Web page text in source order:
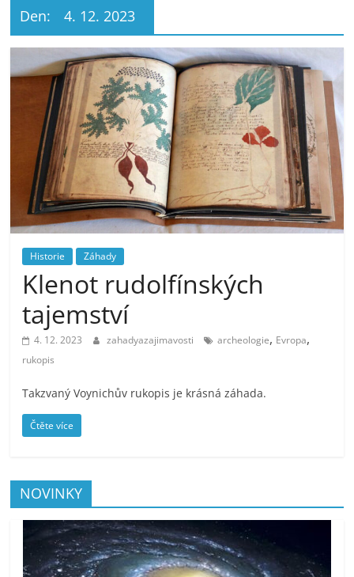
Den: 4. 12. 2023
Historie Záhady
Klenot rudolfínských
tajemství
4. 12. 2023 zahadyazajimavosti archeologie, Evropa,
rukopis
Takzvaný Voynichův rukopis je krásná záhada.
Čtěte více
NOVINKY